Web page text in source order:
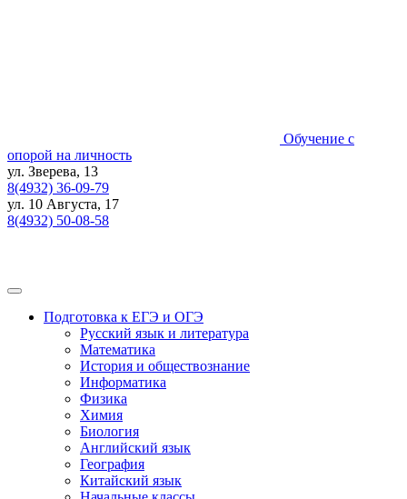
Обучение с
опорой на личность
ул. Зверева, 13
8(4932) 36-09-79
ул. 10 Августа, 17
8(4932) 50-08-58
Подготовка к ЕГЭ и ОГЭ
Русский язык и литература
Математика
История и обществознание
Информатика
Физика
Химия
Биология
Английский язык
География
Китайский язык